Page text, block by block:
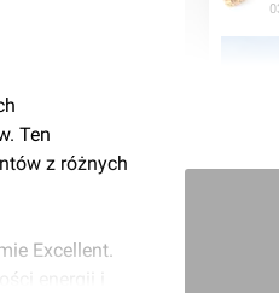
Ten
z różnych
Excellent.
energii i